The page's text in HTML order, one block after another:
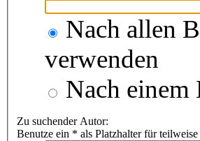
Nach allen
verwenden
Nach einem
Zu suchender Autor:
Benutze ein * als Platzhalter für